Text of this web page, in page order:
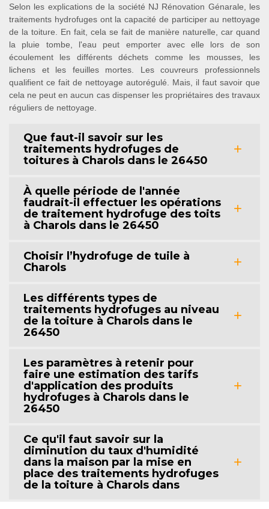
Selon les explications de la société NJ Rénovation Génarale, les
traitements hydrofuges ont la capacité de participer au nettoyage
de la toiture. En fait, cela se fait de manière naturelle, car quand
la pluie tombe, l'eau peut emporter avec elle lors de son
écoulement les différents déchets comme les mousses, les
lichens et les feuilles mortes. Les couvreurs professionnels
qualifient ce fait de nettoyage autorégulé. Mais, il faut savoir que
cela ne peut en aucun cas dispenser les propriétaires des travaux
réguliers de nettoyage.
Que faut-il savoir sur les
traitements hydrofuges de
toitures à Charols dans le 26450
À quelle période de l'année
faudrait-il effectuer les opérations
de traitement hydrofuge des toits
à Charols dans le 26450
Choisir l’hydrofuge de tuile à
Charols
Les différents types de
traitements hydrofuges au niveau
de la toiture à Charols dans le
26450
Les paramètres à retenir pour
faire une estimation des tarifs
d'application des produits
hydrofuges à Charols dans le
26450
Ce qu'il faut savoir sur la
diminution du taux d'humidité
dans la maison par la mise en
place des traitements hydrofuges
de la toiture à Charols dans